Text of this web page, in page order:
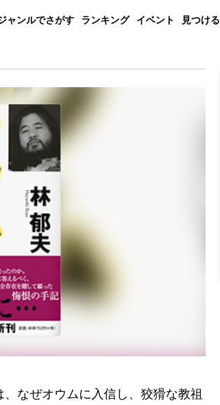
ャンルでさがす ランキング イベント 見つける
なぜオウムに入信し、狡猾な教祖